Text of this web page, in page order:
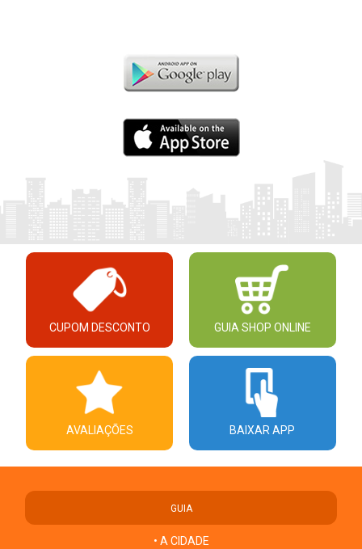
CUPOM DESCONTO GUIA SHOP ONLINE
AVALIAÇÕES BAIXAR APP
GUIA
• A CIDADE